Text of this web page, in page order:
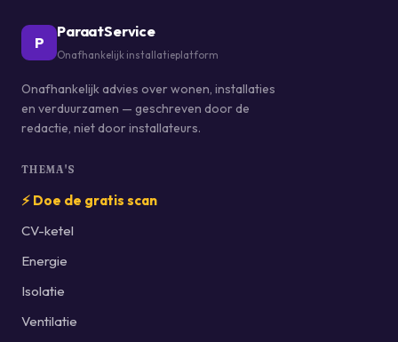
P
ParaatService
Onafhankelijk installatieplatform
Onafhankelijk advies over wonen, installaties
en verduurzamen — geschreven door de
redactie, niet door installateurs.
THEMA'S
⚡ Doe de gratis scan
CV-ketel
Energie
Isolatie
Ventilatie